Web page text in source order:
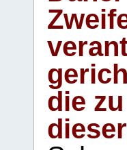
die